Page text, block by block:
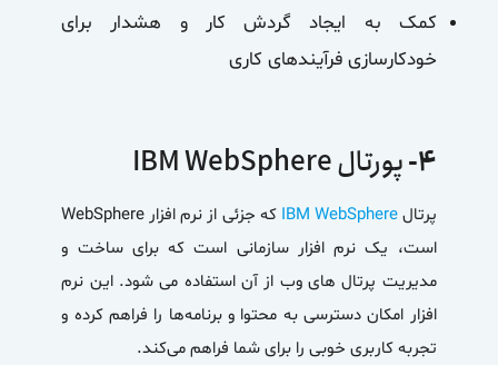
کمک به ایجاد گردش کار و هشدار برای
خودکارسازی فرآیندهای کاری
۴- پورتال IBM WebSphere
پرتالIBM WebSphere
که جزئی از نرم افزار WebSphere
است، یک نرم افزار سازمانی است که برای ساخت و
مدیریت پرتال های وب از آن استفاده می شود. این نرم
افزار امکان دسترسی به محتوا و برنامه‌ها را فراهم کرده و
تجربه کاربری خوبی را برای شما فراهم می‌کند.